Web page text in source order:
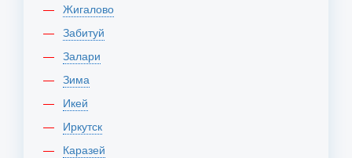
Жигалово
Забитуй
Залари
Зима
Икей
Иркутск
Каразей